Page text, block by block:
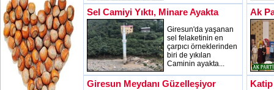
Sel Camiyi Yıktı, Minare Ayakta
Giresun'da yaşanan
sel felaketinin en
çarpıcı örneklerinden
biri de yıkılan
Caminin ayakta...
Ak
Giresun Meydanı Güzelleşiyor